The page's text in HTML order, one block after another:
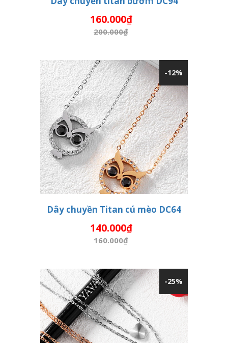
THÊM VÀO GIỎ HÀNG
160.000₫
200.000₫
-12%
THÊM VÀO GIỎ HÀNG
Dây chuyền Titan cú mèo DC64
140.000₫
160.000₫
-25%